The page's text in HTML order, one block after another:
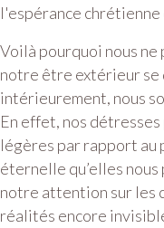
l'espérance chrétienne
Voilà pourquoi nous ne
notre être extérieur se
intérieurement, nous
En effet, nos
légères par rapport au
éternelle qu’elles
notre attention sur les
réalités encore